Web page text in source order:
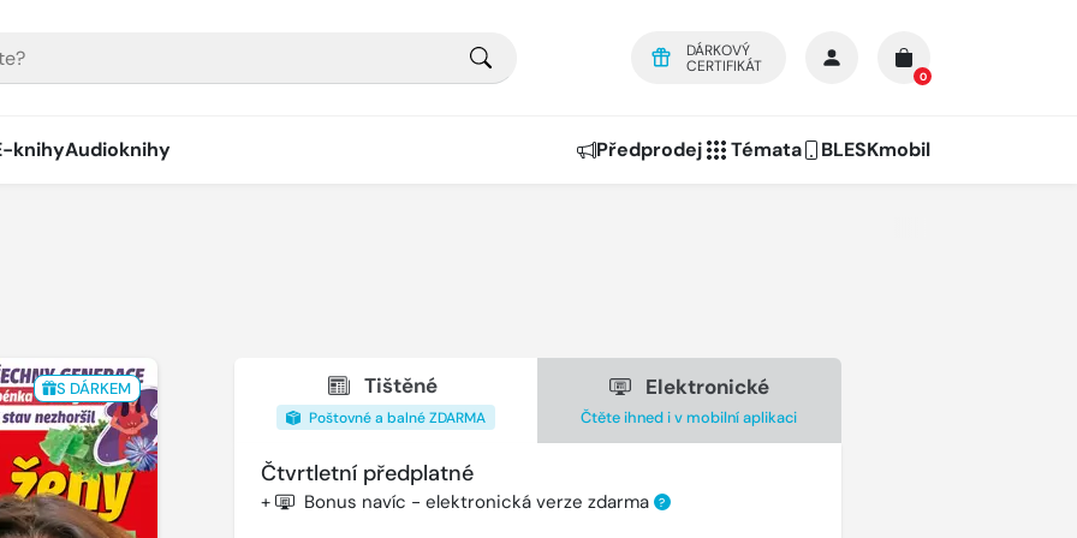
DÁRKOVÝ
CERTIFIKÁT
0
knihyAudioknihy Předprodej Témata BLESKmobil
S DÁRKEM Tištěné
Poštovné a balné ZDARMA
Elektronické
Čtěte ihned i v mobilní aplikaci
Čtvrtletní předplatné
+ Bonus navíc - elektronická verze zdarma ?